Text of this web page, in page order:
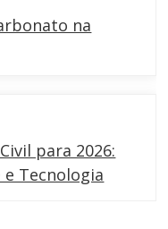
na
para 2026:
Tecnologia